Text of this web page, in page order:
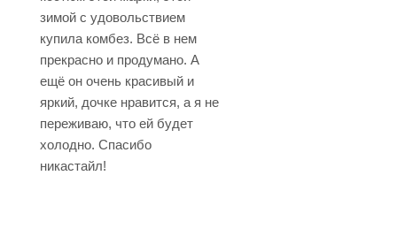
зимой с удовольствием
купила комбез. Всё в нем
прекрасно и продумано. А
ещё он очень красивый и
яркий, дочке нравится, а я не
переживаю, что ей будет
холодно. Спасибо
никастайл!